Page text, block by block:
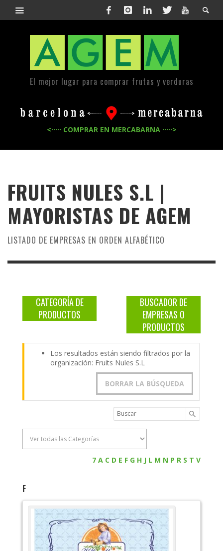
El mejor lugar para comprar frutas y verduras
<····· COMPRAR EN MERCABARNA ·····>
FRUITS NULES S.L |
MAYORISTAS DE AGEM
LISTADO DE EMPRESAS EN ORDEN ALFABÉTICO
CATEGORÍA DE
PRODUCTOS
BUSCADOR DE
EMPRESAS O
PRODUCTOS
Los resultados están siendo filtrados por la
organización: Fruits Nules S.L
BORRAR LA BÚSQUEDA
7 A C D E F G H J L M N P R S T V
F